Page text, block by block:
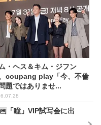
・ヘス＆キム・ジフン
coupang play「今、不倫
題ではありませ...
「瞳」VIP試写会に出